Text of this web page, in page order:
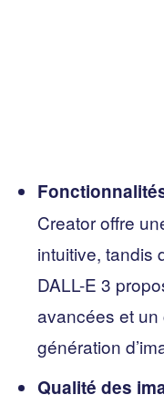
Creator offre
intuitive, tandis
DALL-E 3
avancées et un
génération
Qualité des